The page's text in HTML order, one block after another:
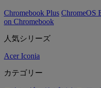
Chromebook Plus ChromeOS
on Chromebook
人気シリーズ
Acer Iconia
カテゴリー